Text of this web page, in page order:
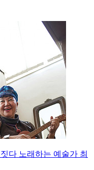
다 노래하는 예술가 최